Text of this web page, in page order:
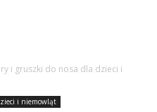
i gruszki do nosa dla dzieci i
i niemowląt